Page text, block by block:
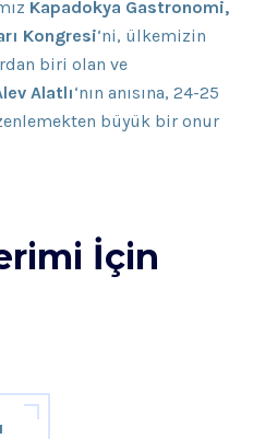
Kapadokya Gastronomi,
Kongresi‘ni, ülkemizin
biri olan ve
Alatlı‘nın anısına, 24-25
büyük bir onur
İçin